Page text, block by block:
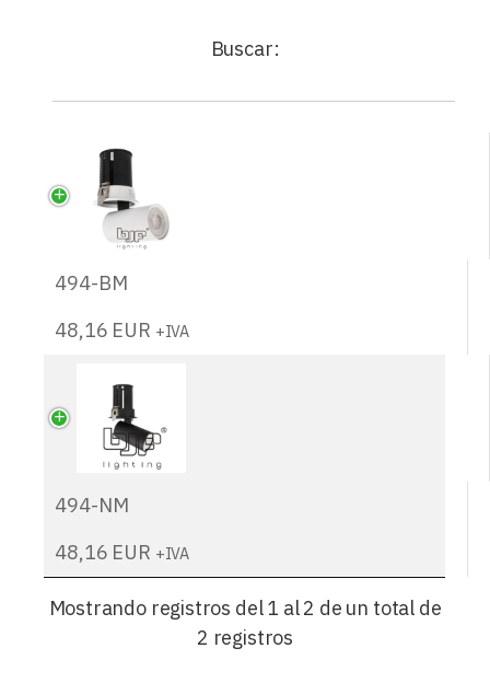
Buscar:
494-BM
48,16 EUR +IVA
494-NM
48,16 EUR +IVA
Mostrando registros del 1 al 2 de un total de
2 registros